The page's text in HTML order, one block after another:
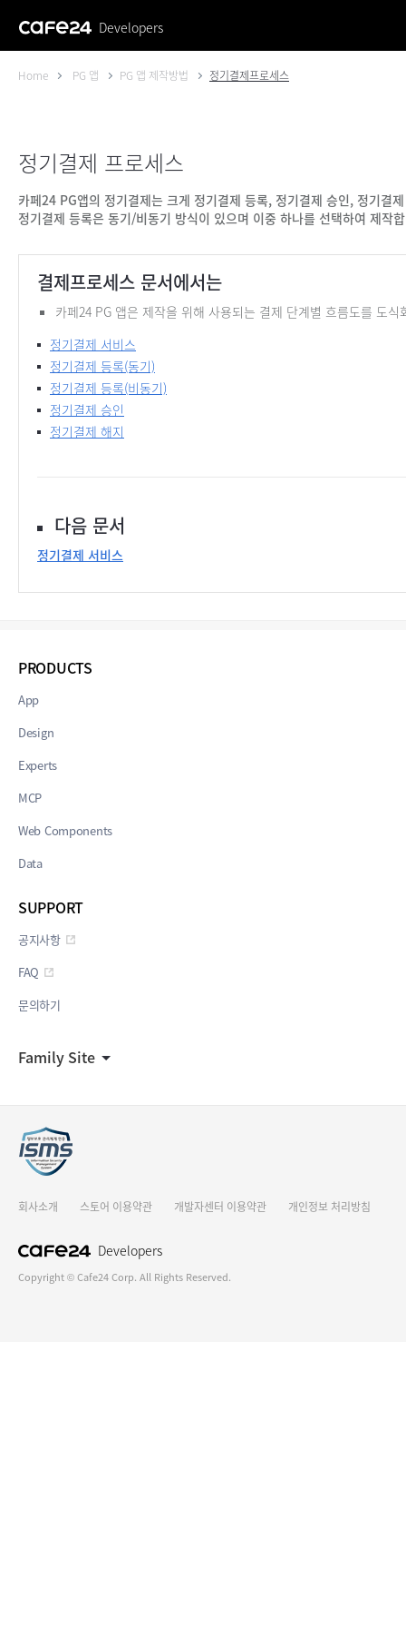
Developers
Home PG 앱 PG 앱 제작방법 정기결제프로세스
정기결제 프로세스
카페24 PG앱의 정기결제는 크게 정기결제 등록, 정기결제 승인, 정기결
정기결제 등록은 동기/비동기 방식이 있으며 이중 하나를 선택하여 제작
결제프로세스 문서에서는
카페24 PG 앱은 제작을 위해 사용되는 결제 단계별 흐름도를 도식
정기결제 서비스
정기결제 등록(동기)
정기결제 등록(비동기)
정기결제 승인
정기결제 해지
다음 문서
정기결제 서비스
Developers
Family Site
PRODUCTS
App
Design
Experts
MCP
Web Components
Data
SUPPORT
공지사항
FAQ
문의하기
회사소개 스토어 이용약관 개발자센터 이용약관 개인정보 처리방침
Copyright © Cafe24 Corp. All Rights Reserved.